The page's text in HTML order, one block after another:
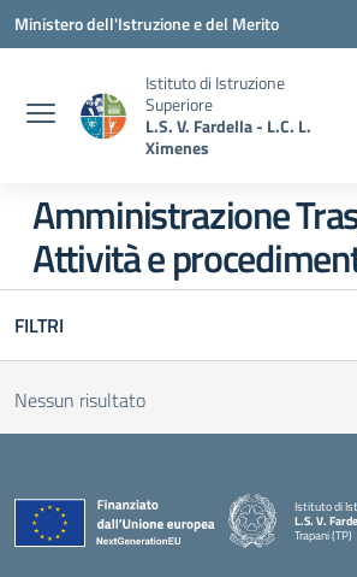
Vai ai contenuti
Vai al menu di navigazione
Vai al footer
Ministero dell'Istruzione e del Merito
Istituto di Istruzione
Superiore
L.S. V. Fardella - L.C. L.
Ximenes
Amministrazione
Attività e
FILTRI
Nessun risultato
Istituto di
L.S. V.
Trapani (TP)